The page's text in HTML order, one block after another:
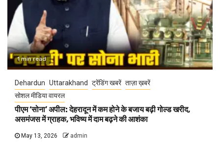
1 min read
Dehardun Uttarakhand ट्रेंडिंग खबरें ताज़ा ख़बरें
सोशल मीडिया वायरल
पीएम ‘सोना’ अपील: देहरादून में कम होने के बजाय बढ़ी गोल्ड खरीद,
असमंजस में ग्राहक, भविष्य में दाम बढ़ने की आशंका
May 13, 2026 admin